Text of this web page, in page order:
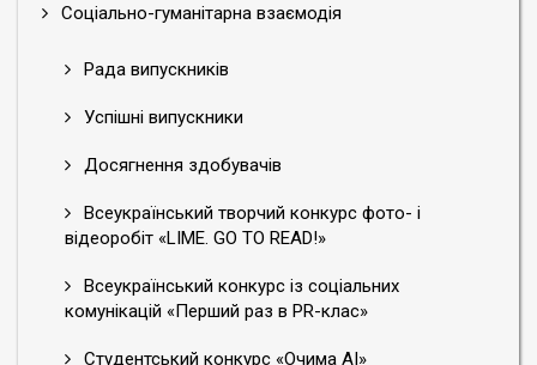
Соціально-гуманітарна взаємодія
Рада випускників
Успішні випускники
Досягнення здобувачів
Всеукраїнський творчий конкурс фото- і
відеоробіт «LIME. GO TO READ!»
Всеукраїнський конкурс із соціальних
комунікацій «Перший раз в PR-клас»
Студентський конкурс «Очима АІ»